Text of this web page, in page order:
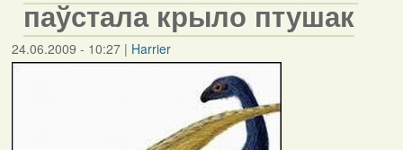
паўстала крыло птушак
24.06.2009 - 10:27| Harrier